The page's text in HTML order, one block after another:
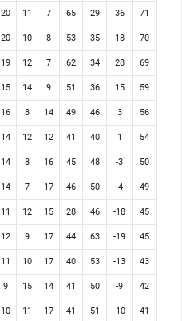
20 11 7 65 29 36 71
20 10 8 53 35 18 70
19 12 7 62 34 28 69
15 14 9 51 36 15 59
16 8 14 49 46 3 56
14 12 12 41 40 1 54
14 8 16 45 48 -3 50
14 7 17 46 50 -4 49
11 12 15 28 46 -18 45
12 9 17 44 63 -19 45
11 10 17 40 53 -13 43
9 15 14 41 50 -9 42
10 11 17 41 51 -10 41